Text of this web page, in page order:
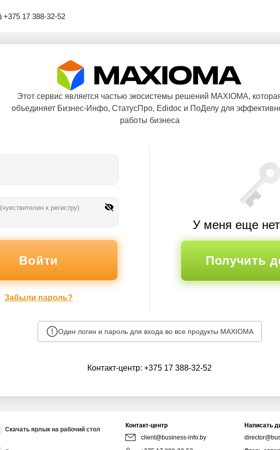
+375 17 388-32-52
Этот сервис является частью экосистемы решений MAXIOMA,
объединяет Бизнес-Инфо, СтатусПро, Edidoc и ПоДелу для
работы бизнеса
(чувствителен к регистру)
Забыли пароль?
У меня еще
Получить
Один логин и пароль для входа во все продукты MAXIOMA
Контакт-центр: +375 17 388-32-52
Скачать ярлык на рабочий стол
Контакт-центр
client@business-info.by
Написать